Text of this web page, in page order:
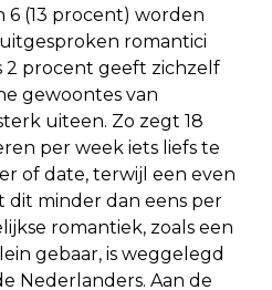
6 (13 procent) worden
romantici
2 procent geeft zichzelf
gewoontes van
uiteen. Zo zegt 18
per week iets liefs te
of date, terwijl een even
minder dan eens per
romantiek, zoals een
gebaar, is weggelegd
Nederlanders. Aan de